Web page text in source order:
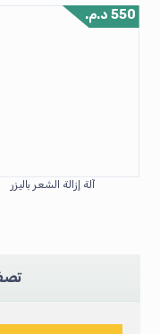
آلة إزالة الشعر باليزر
550 د.م.